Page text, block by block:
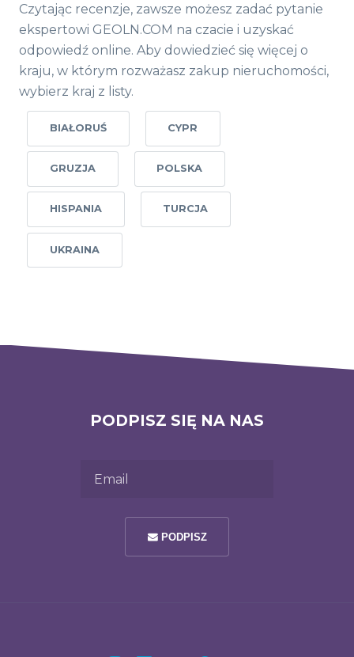
Czytając recenzje, zawsze możesz zadać pytanie
ekspertowi GEOLN.COM na czacie i uzyskać
odpowiedź online. Aby dowiedzieć się więcej o
kraju, w którym rozważasz zakup nieruchomości,
wybierz kraj z listy.
BIAŁORUŚ CYPR
GRUZJA POLSKA
HISPANIA TURCJA
UKRAINA
PODPISZ SIĘ NA NAS
PODPISZ